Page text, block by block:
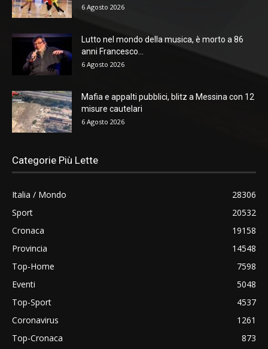
6 Agosto 2026
Lutto nel mondo della musica, è morto a 86
anni Francesco...
6 Agosto 2026
Mafia e appalti pubblici, blitz a Messina con 12
misure cautelari
6 Agosto 2026
Categorie Più Lette
Italia / Mondo
28306
Sport
20532
Cronaca
19158
Provincia
14548
Top-Home
7598
Eventi
5048
Top-Sport
4537
Coronavirus
1261
Top-Cronaca
873